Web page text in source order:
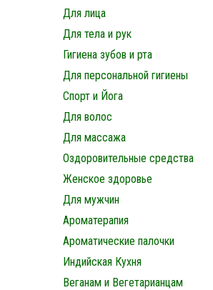
Для лица
Для тела и рук
Гигиена зубов и рта
Для персональной гигиены
Спорт и Йога
Для волос
Для массажа
Оздоровительные средства
Женское здоровье
Для мужчин
Ароматерапия
Ароматические палочки
Индийская Кухня
Веганам и Вегетарианцам